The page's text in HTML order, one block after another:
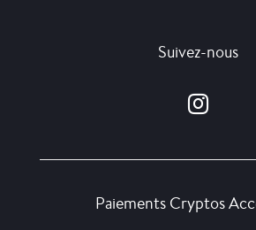
Suivez-nous
Paiements Cryptos